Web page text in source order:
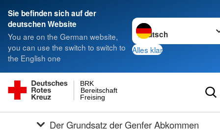
Sie befinden sich auf der
deutschen Website
You are on the German website,
you can use the switch to switch to
the English one
Sprache wechseln zu
Alles klar
Freising
Bereitschaft
BRK
Der Grundsatz der Genfer Abkommen